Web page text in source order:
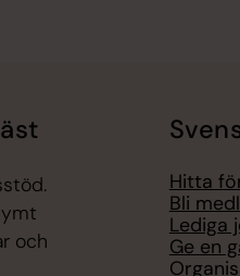
och
Hitta
Bli
Lediga
Ge en